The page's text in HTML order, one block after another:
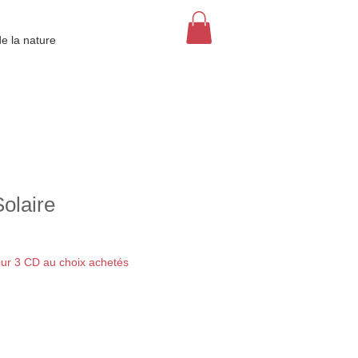
la nature
3 CD au choix achetés